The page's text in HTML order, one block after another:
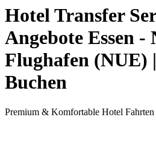
Hotel Transfer
Angebote Essen
Flughafen (NUE)
Buchen
Premium & Komfortable Hotel Fahrten